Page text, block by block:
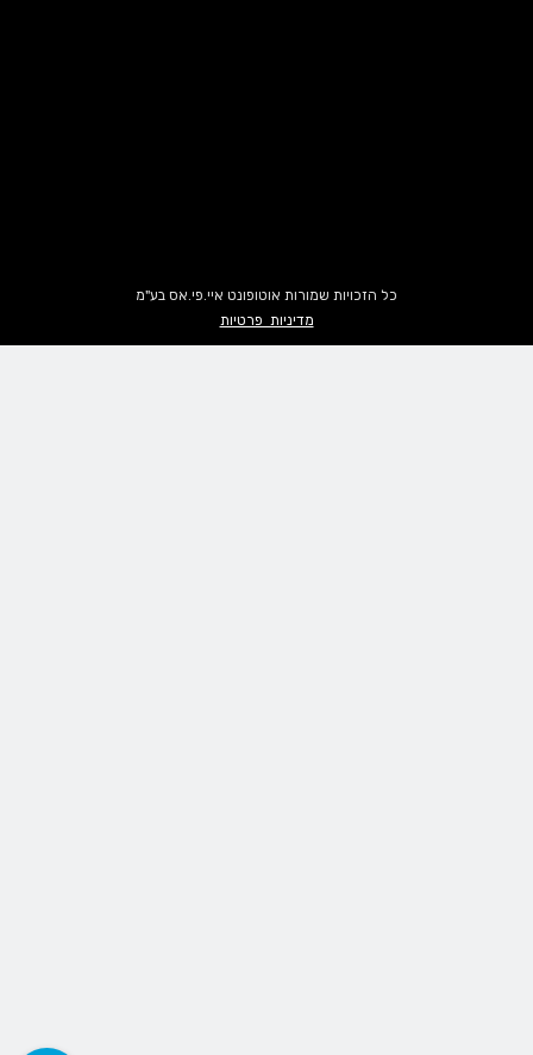
כל הזכויות שמורות אוטופונט איי.פי.אס בע"מ
מדיניות פרטיות